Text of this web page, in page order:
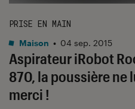
Aspirateur iRobot
870, la poussière ne
merci !
PRISE EN MAIN
Maison • 04 sep. 2015